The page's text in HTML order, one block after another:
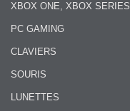
XBOX ONE, XBOX SERIES
PC GAMING
CLAVIERS
SOURIS
LUNETTES